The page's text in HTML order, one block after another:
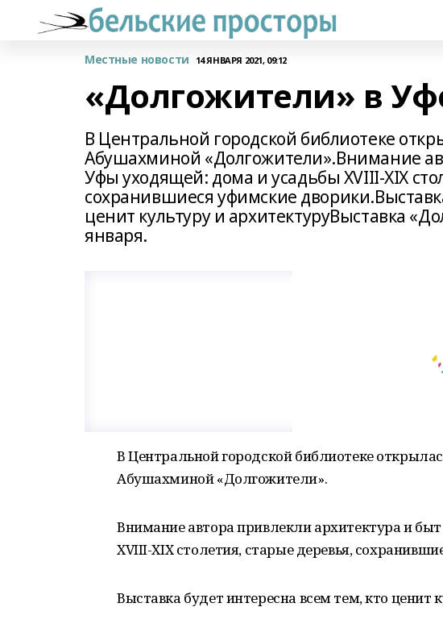
Местные новости 14 ЯНВАРЯ 2021, 09:12
«Долгожители» в
В Центральной городской библиотеке
Абушахминой «Долгожители».Внимание
Уфы уходящей: дома и усадьбы XVIII-XIX
сохранившиеся уфимские
ценит культуру и архитектуруВыставка
января.
В Центральной городской библиотеке
Абушахминой «Долгожители».
Внимание автора привлекли архитектура и
XVIII-XIX столетия, старые деревья,
Выставка будет интересна всем тем, кто ценит